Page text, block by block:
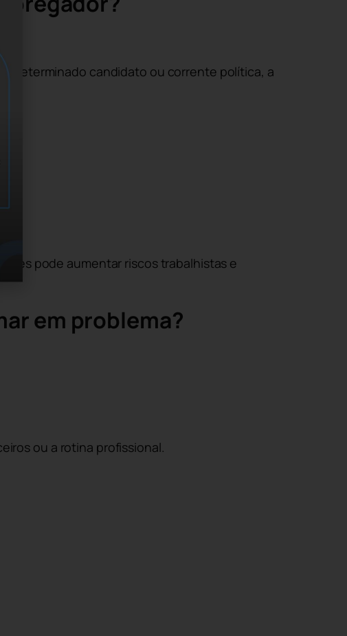
determinado candidato ou corrente política, a
pode aumentar riscos trabalhistas e
em problema?
ou a rotina profissional.